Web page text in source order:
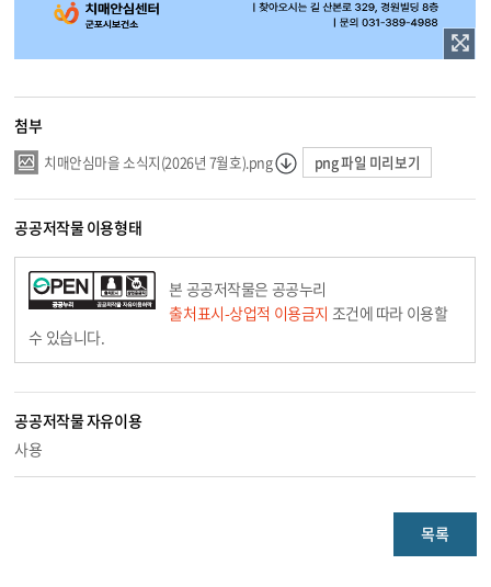
첨부
치매안심마을 소식지(2026년 7월호).png png 파일 미리보기
공공저작물 이용형태
본 공공저작물은 공공누리
출처표시-상업적 이용금지 조건에 따라 이용할
수 있습니다.
공공저작물 자유이용
사용
목록